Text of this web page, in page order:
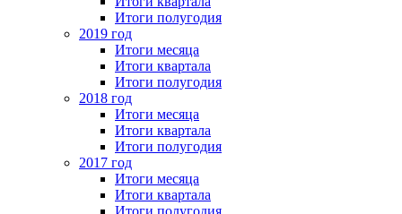
Итоги полугодия
2019 год
Итоги месяца
Итоги квартала
Итоги полугодия
2018 год
Итоги месяца
Итоги квартала
Итоги полугодия
2017 год
Итоги месяца
Итоги квартала
Итоги полугодия